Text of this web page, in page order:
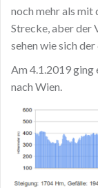
noch mehr als mit
Strecke, aber der
sehen wie sich
Am 4.1.2019 ging
nach Wien.